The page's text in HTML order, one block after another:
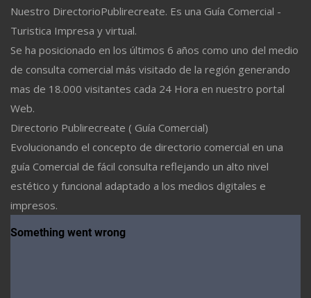
Nuestro DirectorioPublirecreate. Es una Guía Comercial -
Turistica Impresa y virtual.
Se ha posicionado en los últimos 6 años como uno del medio
de consulta comercial más visitado de la región generando
mas de 18.000 visitantes cada 24 Hora en nuestro portal
Web.
Directorio Publirecreate ( Guía Comercial)
Evolucionando el concepto de directorio comercial en una
guía Comercial de fácil consulta reflejando un alto nivel
estético y funcional adaptado a los medios digitales e
impresos.